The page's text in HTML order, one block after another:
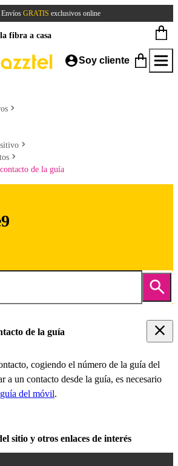
Envíos GRATIS exclusivos online
fibra a casa
Soy cliente
de la guía
de la guía
cogiendo el número de la guía del
a un contacto desde la guía, es necesario
del móvil.
sitio y otros enlaces de interés